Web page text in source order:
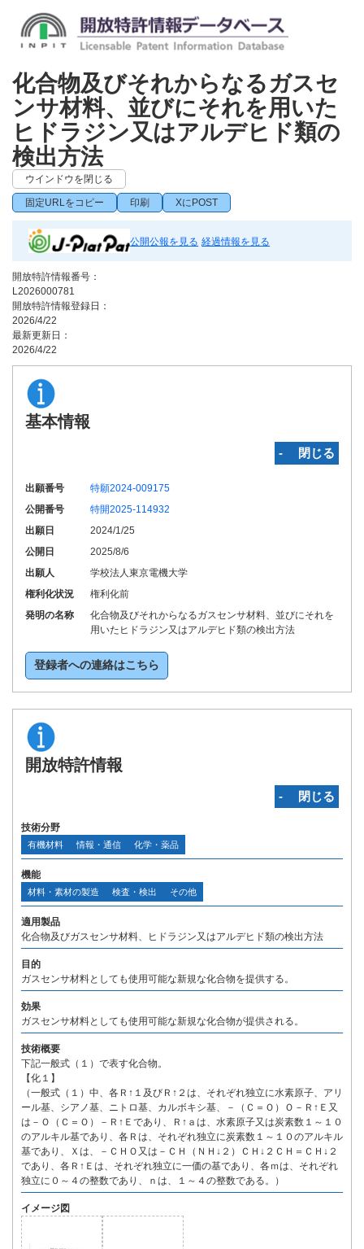
化合物及びそれからなるガスセ
ンサ材料、並びにそれを用いた
ヒドラジン又はアルデヒド類の
検出方法
ウインドウを閉じる
固定URLをコピー 印刷 XにPOST
公開公報を見る 経過情報を見る
開放特許情報番号：
L2026000781
開放特許情報登録日：
2026/4/22
最新更新日：
2026/4/22
基本情報
‐ 閉じる
出願番号
特願2024-009175
公開番号
特開2025-114932
出願日
2024/1/25
公開日
2025/8/6
出願人
学校法人東京電機大学
権利化状況
権利化前
発明の名称
化合物及びそれからなるガスセンサ材料、並びにそれを
用いたヒドラジン又はアルデヒド類の検出方法
登録者への連絡はこちら
開放特許情報
‐ 閉じる
技術分野
有機材料 情報・通信 化学・薬品
機能
材料・素材の製造 検査・検出 その他
適用製品
化合物及びガスセンサ材料、ヒドラジン又はアルデヒド類の検出方法
目的
ガスセンサ材料としても使用可能な新規な化合物を提供する。
効果
ガスセンサ材料としても使用可能な新規な化合物が提供される。
技術概要
下記一般式（１）で表す化合物。
【化１】
（一般式（１）中、各Ｒ↑１及びＲ↑２は、それぞれ独立に水素原子、アリ
ール基、シアノ基、ニトロ基、カルボキシ基、－（Ｃ＝Ｏ）Ｏ－Ｒ↑Ｅ又
は－Ｏ（Ｃ＝Ｏ）－Ｒ↑Ｅであり、Ｒ↑ａは、水素原子又は炭素数１～１０
のアルキル基であり、各Ｒは、それぞれ独立に炭素数１～１０のアルキル
基であり、Ｘは、－ＣＨＯ又は－ＣＨ（ＮＨ↓２）ＣＨ↓２ＣＨ＝ＣＨ↓２
であり、各Ｒ↑Ｅは、それぞれ独立に一価の基であり、各ｍは、それぞれ
独立に０～４の整数であり、ｎは、１～４の整数である。）
イメージ図